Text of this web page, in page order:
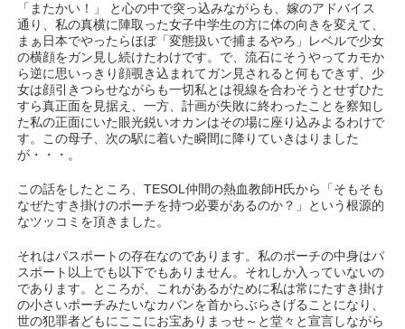
「またかい！」 と心の中で突っ込みながらも、嫁のアドバイス
通り、私の真横に陣取った女子中学生の方に体の向きを変えて、
まぁ日本でやったらほぼ「変態扱いで捕まるやろ」レベルで少女
の横顔をガン見し続けたわけです。で、流石にそうやってカモか
ら逆に思いっきり顔覗き込まれてガン見されると何もできず、少
女は顔引きつらせながらも一切私とは視線を合わそうとせずひた
すら真正面を見据え、一方、計画が失敗に終わったことを察知し
た私の正面にいた眼光鋭いオカンはその場に座り込みよるわけで
す。この母子、次の駅に着いた瞬間に降りていきはりました
が・・・。
この話をしたところ、TESOL仲間の熱血教師H氏から「そもそも
なぜたすき掛けのポーチを持つ必要があるのか？」という根源的
なツッコミを頂きました。
それはパスポートの存在なのであります。私のポーチの中身はパ
スポート以上でも以下でもありません。それしか入っていないの
であります。ところが、これがあるがために私は常にたすき掛け
の小さいポーチみたいなカバンを首からぶらさげることになり、
世の犯罪者どもにここにお宝ありまっせ～と堂々と宣言しながら